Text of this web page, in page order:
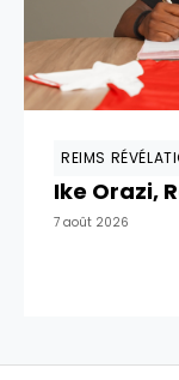
REIMS
Ike Orazi,
7 août 2026